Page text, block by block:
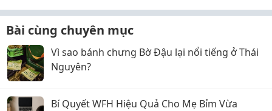
Bài cùng chuyên mục
Vì sao bánh chưng Bờ Đậu lại nổi tiếng ở Thái
Nguyên?
Bí Quyết WFH Hiệu Quả Cho Mẹ Bỉm Vừa